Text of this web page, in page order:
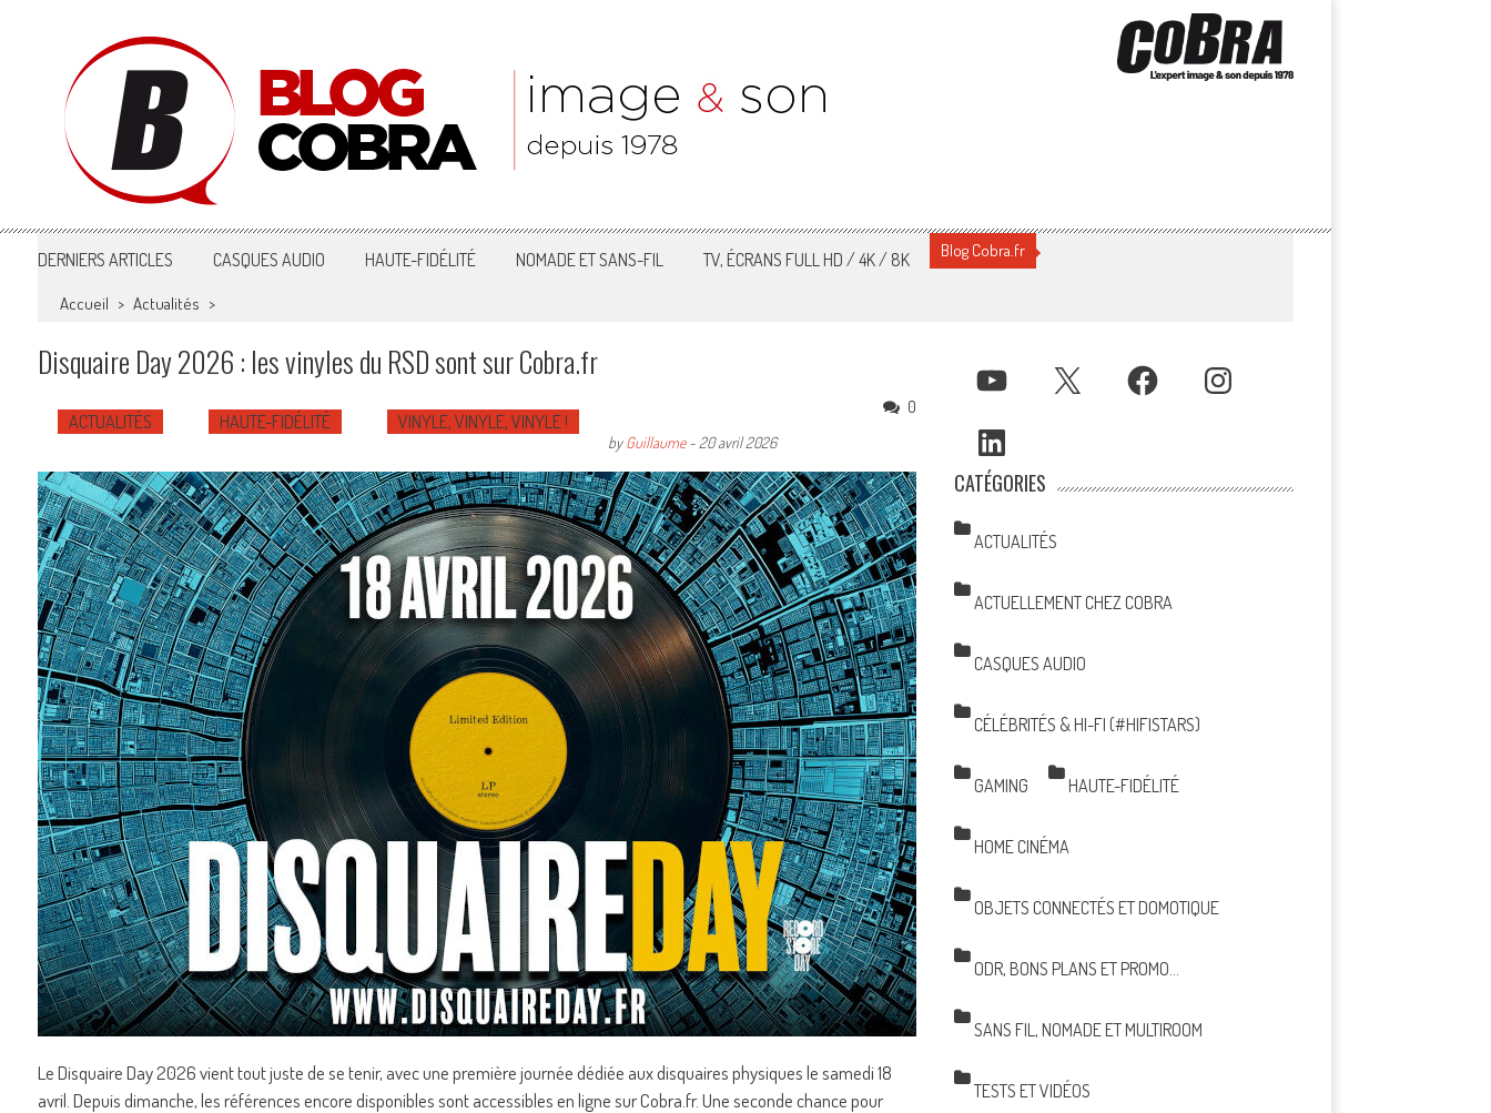
Blog Cobra
Toute l'actu Image & Son !
DERNIERS ARTICLES CASQUES AUDIO HAUTE-FIDÉLITÉ NOMADE ET SANS-FIL TV, ÉCRANS FULL HD / 4K / 8K Blog Cobra.fr
Accueil > Actualités >
Disquaire Day 2026 : les vinyles du RSD sont sur Cobra.fr
ACTUALITÉS HAUTE-FIDÉLITÉ VINYLE, VINYLE, VINYLE !
byGuillaume- 20 avril 2026
0
Le Disquaire Day 2026 vient tout juste de se tenir, avec une première journée dédiée aux disquaires physiques le samedi 18
avril. Depuis dimanche, les références encore disponibles sont accessibles en ligne sur Cobra.fr. Une seconde chance pour
YOUTUBE X FACEBOOK INSTAGRAM
LINKEDIN
CATÉGORIES
ACTUALITÉS
ACTUELLEMENT CHEZ COBRA
CASQUES AUDIO
CÉLÉBRITÉS & HI-FI (#HIFISTARS)
GAMING HAUTE-FIDÉLITÉ
HOME CINÉMA
OBJETS CONNECTÉS ET DOMOTIQUE
ODR, BONS PLANS ET PROMO…
SANS FIL, NOMADE ET MULTIROOM
TESTS ET VIDÉOS